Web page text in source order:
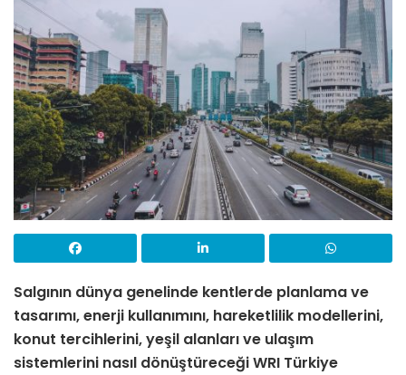
Salgının dünya genelinde kentlerde planlama ve
tasarımı, enerji kullanımını, hareketlilik modellerini,
konut tercihlerini, yeşil alanları ve ulaşım
sistemlerini nasıl dönüştüreceğiWRI Türkiye